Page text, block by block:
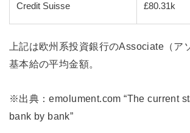
Credit Suisse £80.31k
上記は欧州系投資銀行のAssociate（ア
基本給の平均金額。
※出典：emolument.com “The current
bank by bank”